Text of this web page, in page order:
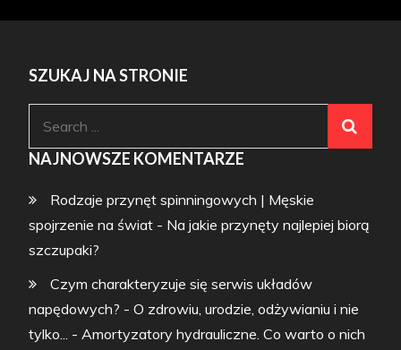
SZUKAJ NA STRONIE
NAJNOWSZE KOMENTARZE
Rodzaje przynęt spinningowych | Męskie
spojrzenie na świat - Na jakie przynęty najlepiej biorą
szczupaki?
Czym charakteryzuje się serwis układów
napędowych? - O zdrowiu, urodzie, odżywianiu i nie
tylko...
- Amortyzatory hydrauliczne. Co warto o nich